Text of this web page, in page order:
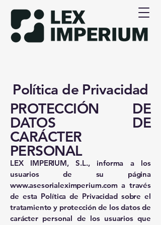
Política de Privacidad
PROTECCIÓN DE
DATOS DE
CARÁCTER
PERSONAL
LEX IMPERIUM, S.L., informa a los
usuarios de su página
www.asesorialeximperium.coma través
de esta Política de Privacidad sobre el
tratamiento y protección de los datos de
carácter personal de los usuarios que